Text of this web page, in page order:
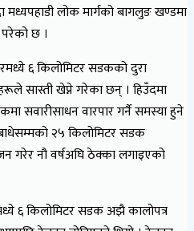
मध्यपहाडी लोक मार्गको बागलुङ खण्डमा
छ ।
६ किलोमिटर सडकको दुरा
सास्ती खेप्ने गरेका छन् । हिउँदमा
सवारीसाधन वारपार गर्नै समस्या हुने
२५ किलोमिटर सडक
गरेर नौ वर्षअघि ठेक्का लगाइएको
६ किलोमिटर सडक अझै कालोपत्र